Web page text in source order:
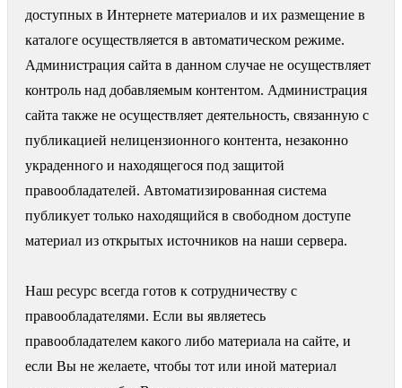
доступных в Интернете материалов и их размещение в
каталоге осуществляется в автоматическом режиме.
Администрация сайта в данном случае не осуществляет
контроль над добавляемым контентом. Администрация
сайта также не осуществляет деятельность, связанную с
публикацией нелицензионного контента, незаконно
украденного и находящегося под защитой
правообладателей. Автоматизированная система
публикует только находящийся в свободном доступе
материал из открытых источников на наши сервера.
Наш ресурс всегда готов к сотрудничеству с
правообладателями. Если вы являетесь
правообладателем какого либо материала на сайте, и
если Вы не желаете, чтобы тот или иной материал